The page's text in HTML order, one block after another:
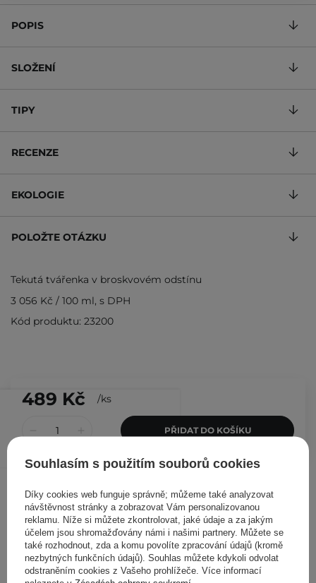
489 Kč /ks
PŘIDAT DO KOŠÍKU
POPIS
SLOŽENÍ
TIPY
RECENZE
EKOLOGIE
POLOŽTE OTÁZKU
Tekutá tvářenka v broskvovém odstínu
3 056 Kč / 100 ml, s DPH
Kód produktu: 23200
Ostatní zákazníci si prohlédli
Souhlasím s použitím souborů cookies
Díky cookies web funguje správně; můžeme také analyzovat
návštěvnost stránky a zobrazovat Vám personalizovanou
reklamu. Níže si můžete zkontrolovat, jaké údaje a za jakým
účelem jsou shromažďovány námi i našimi partnery. Můžete se
také rozhodnout, zda a komu povolíte zpracování údajů (kromě
nezbytných funkčních údajů). Souhlas můžete kdykoli odvolat
odstraněním cookies z Vašeho prohlížeče. Více informací